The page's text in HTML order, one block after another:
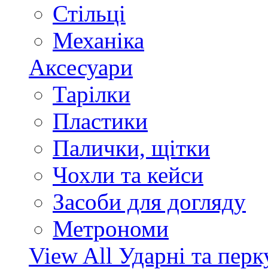
Стільці
Механіка
Аксесуари
Тарілки
Пластики
Палички, щітки
Чохли та кейси
Засоби для догляду
Метрономи
View All Ударні та